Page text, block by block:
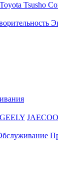
Toyota Tsusho
GEELY JAECOO